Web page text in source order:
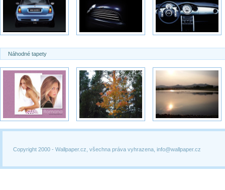
Náhodné tapety
Copyright 2000 - Wallpaper.cz, všechna práva vyhrazena, info@wallpaper.cz